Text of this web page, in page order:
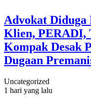
Advokat Diduga
Klien, PERADI,
Kompak Desak
Dugaan
Uncategorized
1 hari yang lalu